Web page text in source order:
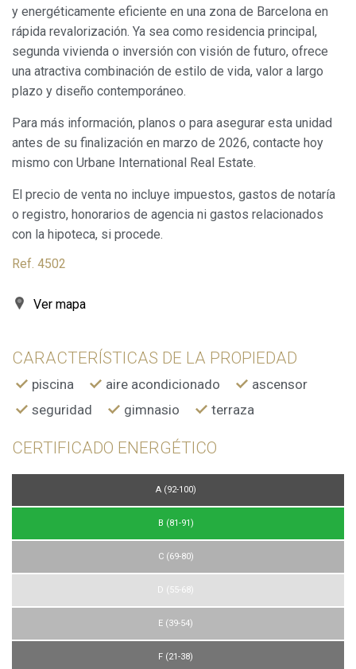
y energéticamente eficiente en una zona de Barcelona en
rápida revalorización. Ya sea como residencia principal,
segunda vivienda o inversión con visión de futuro, ofrece
una atractiva combinación de estilo de vida, valor a largo
plazo y diseño contemporáneo.
Para más información, planos o para asegurar esta unidad
antes de su finalización en marzo de 2026, contacte hoy
mismo con Urbane International Real Estate.
El precio de venta no incluye impuestos, gastos de notaría
o registro, honorarios de agencia ni gastos relacionados
con la hipoteca, si procede.
Ref. 4502
Ver mapa
CARACTERÍSTICAS DE LA PROPIEDAD
piscina aire acondicionado
ascensor
seguridad
gimnasio terraza
CERTIFICADO ENERGÉTICO
A (92-100)
B (81-91)
C (69-80)
D (55-68)
E (39-54)
F (21-38)
Marketing y publicidad
Estas cookies son utilizadas para almacenar información
sobre las preferencias y elecciones personales del usuario
a través de la observación continuada de sus hábitos de
navegación. Gracias a ellas, podemos conocer los hábitos
relacionada con el perfil de navegación del usuario.